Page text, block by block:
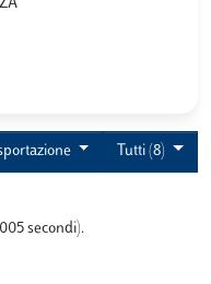
Tutti (8)
secondi).